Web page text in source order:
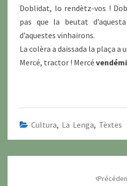
Doblidat, lo rendètz-vos !
pas que la beutat
d’aquestes vinhairons.
La colèra a daissada la plaça a
Mercé, tractor ! Mercé
Cultura, La Lenga, Tèxtes